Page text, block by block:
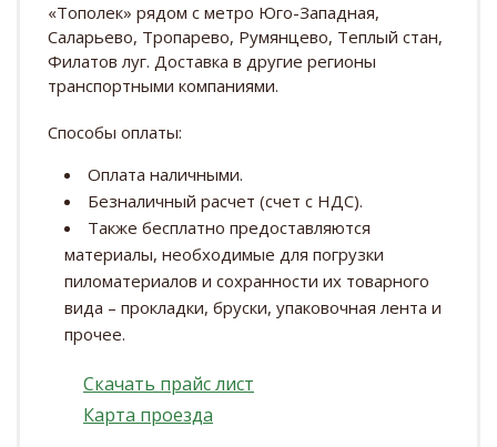
«Тополек» рядом с метро Юго-Западная,
Саларьево, Тропарево, Румянцево, Теплый стан,
Филатов луг. Доставка в другие регионы
транспортными компаниями.
Способы оплаты:
Оплата наличными.
Безналичный расчет (счет с НДС).
Также бесплатно предоставляются
материалы, необходимые для погрузки
пиломатериалов и сохранности их товарного
вида – прокладки, бруски, упаковочная лента и
прочее.
Скачать прайс лист
Карта проезда